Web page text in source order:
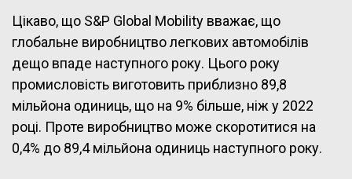
Цікаво, що S&P Global Mobility вважає, що
глобальне виробництво легкових автомобілів
дещо впаде наступного року. Цього року
промисловість виготовить приблизно 89,8
мільйона одиниць, що на 9% більше, ніж у 2022
році. Проте виробництво може скоротитися на
0,4% до 89,4 мільйона одиниць наступного року.